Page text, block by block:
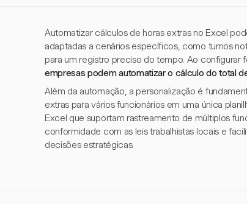
Automatizar cálculos de horas extras no Excel
adaptadas a cenários específicos, como turnos
para um registro preciso do tempo. Ao configurar
empresas podem automatizar o cálculo do total
Além da automação, a personalização é
extras para vários funcionários em uma única
Excel que suportam rastreamento de múltiplos
conformidade com as leis trabalhistas locais e
decisões estratégicas.